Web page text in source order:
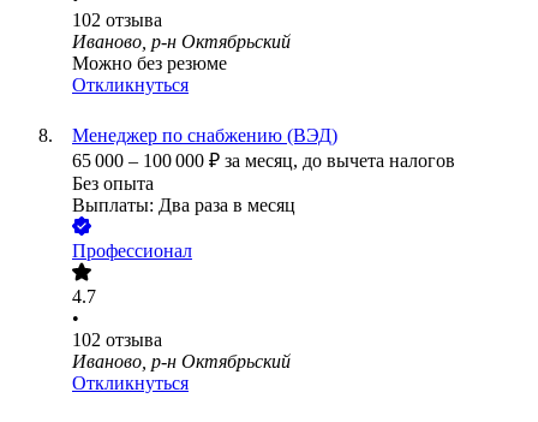
102 отзыва
Иваново, р-н Октябрьский
Можно без резюме
Откликнуться
Менеджер по снабжению (ВЭД)
65 000 – 100 000 ₽ за месяц, до вычета налогов
Без опыта
Выплаты: Два раза в месяц
Профессионал
4.7
•
102 отзыва
Иваново, р-н Октябрьский
Откликнуться